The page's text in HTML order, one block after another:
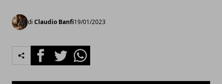
di Claudio Banfi19/01/2023
FacebookTwitterWhatsapp